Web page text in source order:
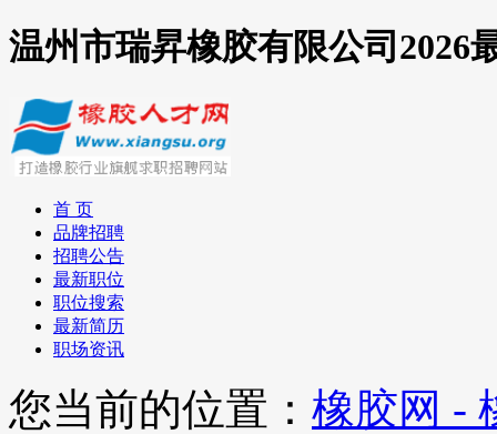
温州市瑞昇橡胶有限公司2026
首 页
品牌招聘
招聘公告
最新职位
职位搜索
最新简历
职场资讯
您当前的位置： 橡胶网 -